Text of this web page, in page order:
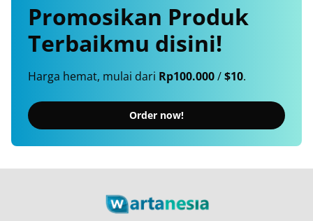
Promosikan Produk
Terbaikmu disini!
Harga hemat, mulai dari Rp100.000/$10.
Order now!